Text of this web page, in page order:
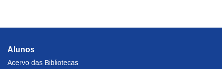
Alunos
Acervo das Bibliotecas